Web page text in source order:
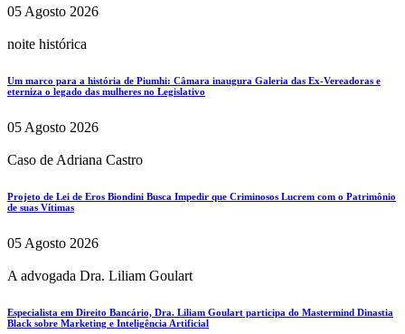
05 Agosto 2026
noite histórica
Um marco para a história de Piumhi: Câmara inaugura Galeria das Ex-Vereadoras e
eterniza o legado das mulheres no Legislativo
05 Agosto 2026
Caso de Adriana Castro
Projeto de Lei de Eros Biondini Busca Impedir que Criminosos Lucrem com o Patrimônio
de suas Vítimas
05 Agosto 2026
A advogada Dra. Liliam Goulart
Especialista em Direito Bancário, Dra. Liliam Goulart participa do Mastermind Dinastia
Black sobre Marketing e Inteligência Artificial